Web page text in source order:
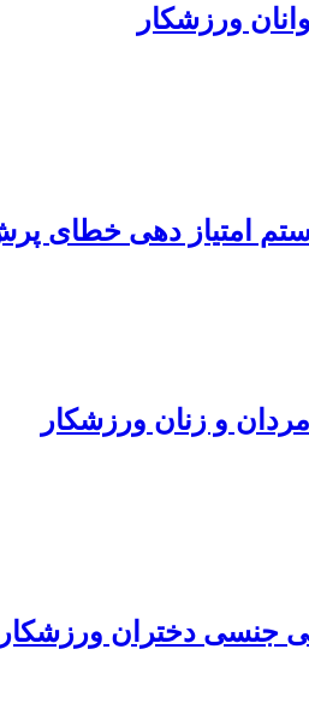
ورزشکار
امتیاز دهی خطای
و زنان ورزشکار
جنسی دختران ورزشکار